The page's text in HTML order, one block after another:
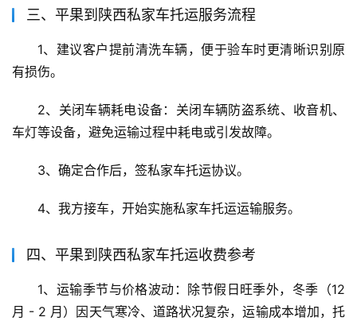
三、平果到陕西私家车托运服务流程
1、建议客户提前清洗车辆，便于验车时更清晰识别原
有损伤。
2、关闭车辆耗电设备：关闭车辆防盗系统、收音机、
车灯等设备，避免运输过程中耗电或引发故障。
3、确定合作后，签私家车托运协议。
4、我方接车，开始实施私家车托运运输服务。
四、平果到陕西私家车托运收费参考
1、运输季节与价格波动：除节假日旺季外，冬季（12
月 - 2 月）因天气寒冷、道路状况复杂，运输成本增加，托